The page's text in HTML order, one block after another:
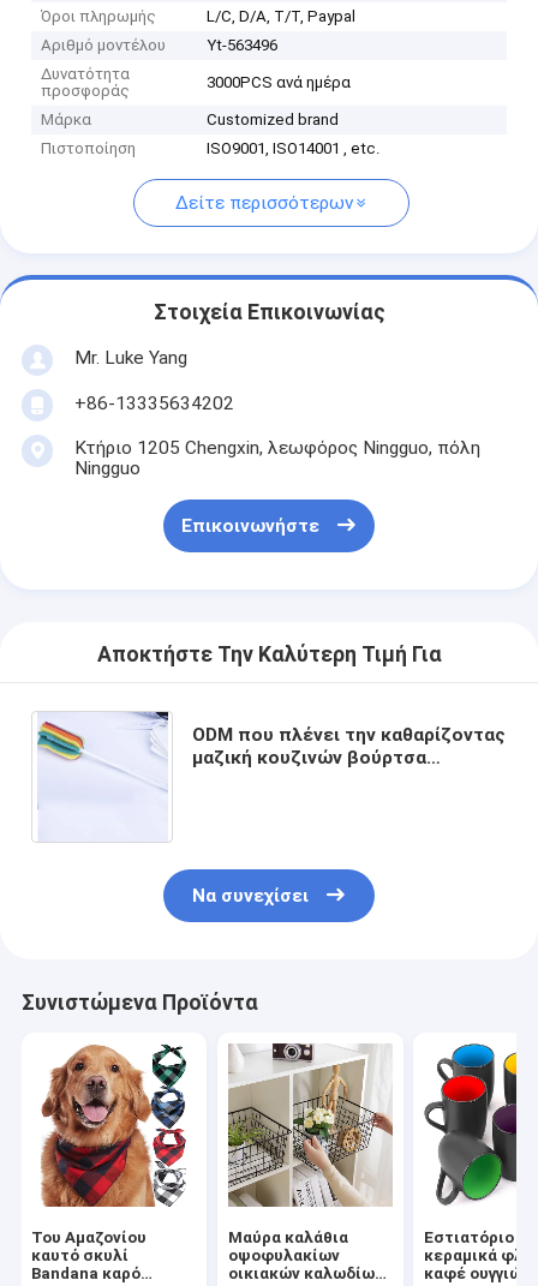
Όροι πληρωμής
L/C, D/A, T/T, Paypal
Αριθμό μοντέλου
Yt-563496
Δυνατότητα
προσφοράς
3000PCS ανά ημέρα
Μάρκα
Customized brand
Πιστοποίηση
ISO9001, ISO14001 , etc.
Δείτε περισσότερων
Στοιχεία Επικοινωνίας
Mr. Luke Yang
+86-13335634202
Κτήριο 1205 Chengxin, λεωφόρος Ningguo, πόλη
Ningguo
Επικοινωνήστε
Αποκτήστε Την Καλύτερη Τιμή Για
ODM που πλένει την καθαρίζοντας
μαζική κουζινών βούρτσα
Να συνεχίσει
Συνιστώμενα Προϊόντα
Του Αμαζονίου
καυτό σκυλί
Bandana καρό
Μαύρα καλάθια
οψοφυλακίων
οικιακών καλωδίων
Εστιατόριο 16
κεραμικά
καφέ ουγγιών